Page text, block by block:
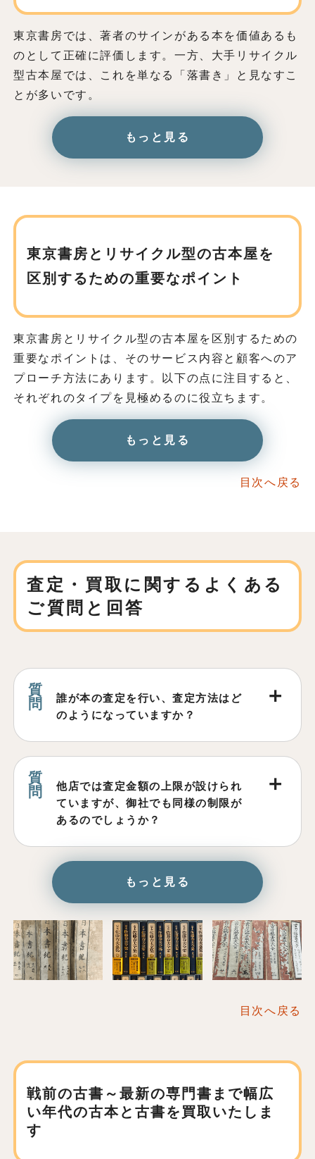
東京書房では、著者のサインがある本を価値あるも
のとして正確に評価します。一方、大手リサイクル
型古本屋では、これを単なる「落書き」と見なすこ
とが多いです。
もっと見る
東京書房とリサイクル型の古本屋を
区別するための重要なポイント
東京書房とリサイクル型の古本屋を区別するための
重要なポイントは、そのサービス内容と顧客へのア
プローチ方法にあります。以下の点に注目すると、
それぞれのタイプを見極めるのに役立ちます。
もっと見る
目次へ戻る
査定・買取に関する よくある
ご質問と回答
誰が本の査定を行い、査定方法はど
のようになっていますか？
他店では査定金額の上限が設けられ
ていますが、御社でも同様の制限が
あるのでしょうか？
もっと見る
目次へ戻る
戦前の古書～最新の専門書まで幅広
い年代の古本と古書を買取いたしま
す